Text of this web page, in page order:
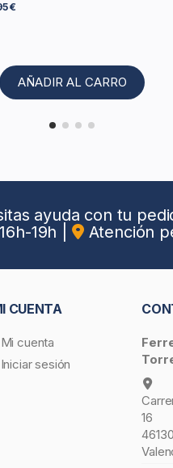
€
AÑADIR AL CARRO
ayuda con tu
19h Atención
CUENTA
Mi cuenta
Iniciar sesión
16